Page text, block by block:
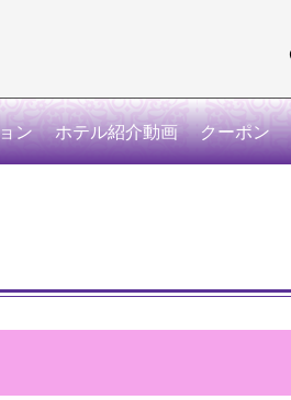
ン ホテル紹介動画 クーポン